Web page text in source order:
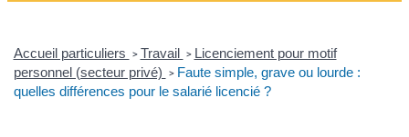
Accueil particuliers > Travail > Licenciement pour motif
personnel (secteur privé) > Faute simple, grave ou lourde :
quelles différences pour le salarié licencié ?